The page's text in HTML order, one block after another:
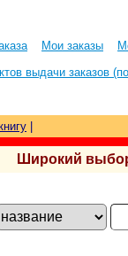
Мои заказы
выдачи заказов
Широкий выбор